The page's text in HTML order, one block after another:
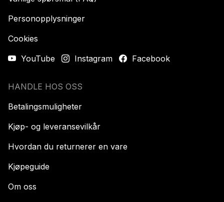
Personopplysninger
Cookies
YouTube
Instagram Facebook
HANDLE HOS OSS
Betalingsmuligheter
Kjøp- og leveransevilkår
Hvordan du returnerer en vare
Kjøpeguide
Om oss